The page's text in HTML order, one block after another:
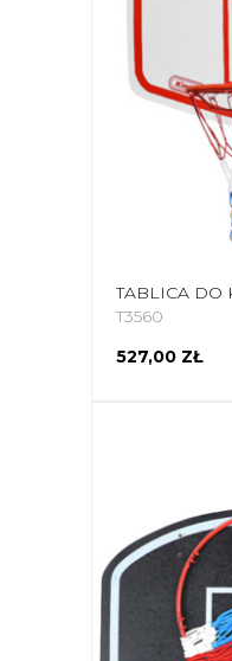
T3560
527,00 ZŁ